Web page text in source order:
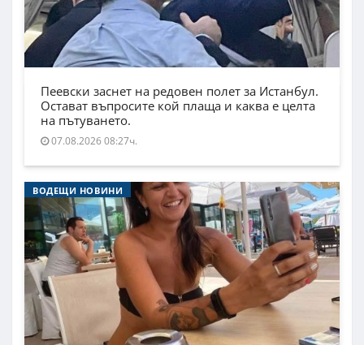
Пеевски заснет на редовен полет за Истанбул.
Остават въпросите кой плаща и каква е целта
на пътуването.
07.08.2026 08:27ч.
ВОДЕЩИ НОВИНИ